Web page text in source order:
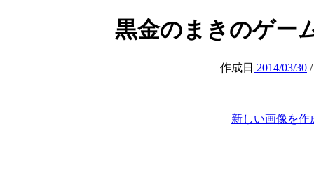
黒金のまきのゲー
作成日 2014/03/30
新しい画像を作